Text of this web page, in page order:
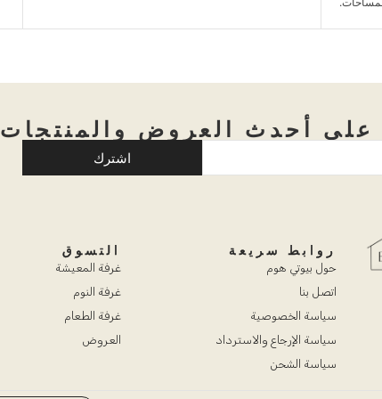
أحدث العروض والمنتجات
اشترك
روابط سريعة
حول بيوتي هوم
اتصل بنا
سياسة الخصوصية
سياسة الإرجاع والاسترداد
سياسة الشحن
التسوق
غرفة المعيشة
غرفة النوم
غرفة الطعام
العروض